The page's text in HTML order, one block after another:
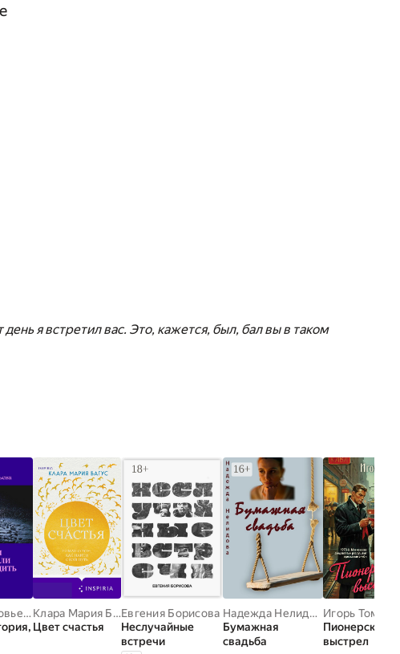
я встретил вас. Это, кажется, был, бал вы в таком
Марина Соловьева
Клара Мария Багус
Цвет счастья
Евгения Борисова
Неслучайные
встречи
Надежда Нелидова
Бумажная
свадьба
Игорь Томин
Пионерский
выстрел